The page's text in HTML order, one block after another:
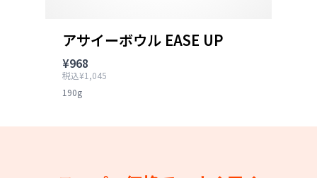
アサイーボウル EASE UP
¥968
税込¥1,045
190g